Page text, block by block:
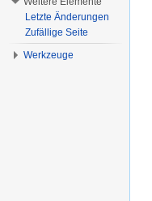
Letzte Änderungen
Zufällige Seite
Werkzeuge